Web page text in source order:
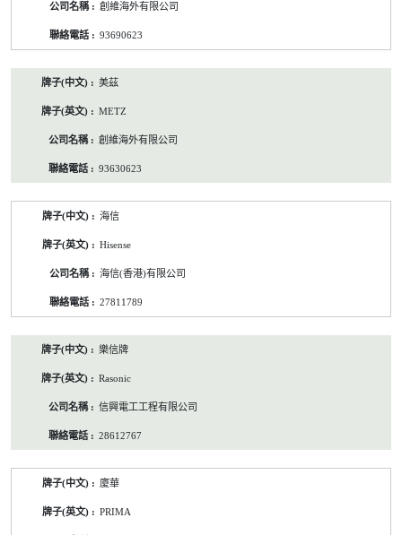
創維海外有限公司
93690623
美茲
METZ
創維海外有限公司
93630623
海信
Hisense
海信(香港)有限公司
27811789
樂信牌
Rasonic
信興電工工程有限公司
28612767
廈華
PRIMA